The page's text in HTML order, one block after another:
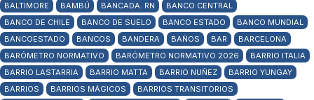
BALTIMORE
BAMBÚ BANCADA. RN
BANCO CENTRAL
BANCO DE CHILE
BANCO DE SUELO BANCO ESTADO
BANCO MUNDIAL
BANCOESTADO
BANCOS BANDERA BAÑOS BAR
BARCELONA
BARÓMETRO NORMATIVO
BARÓMETRO NORMATIVO 2026
BARRIO ITALIA
BARRIO LASTARRIA
BARRIO MATTA BARRIO NUÑEZ
BARRIO YUNGAY
BARRIOS
BARRIOS MÁGICOS
BARRIOS TRANSITORIOS